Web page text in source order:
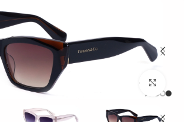
بزرگنمایی تصویر